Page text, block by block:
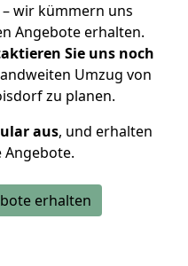
– wir kümmern uns
Angebote erhalten.
Sie uns noch
Umzug von
zu planen.
aus, und erhalten
Angebote.
erhalten